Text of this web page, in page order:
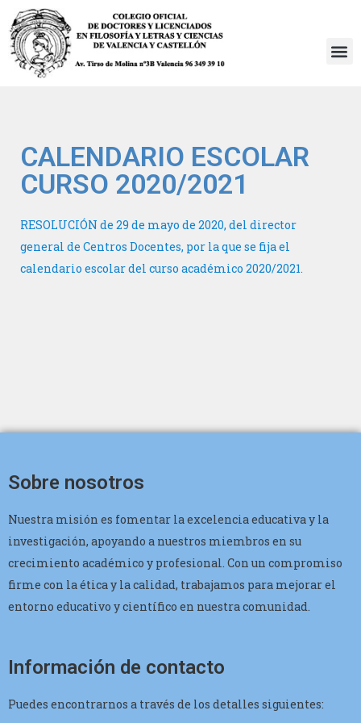
Saltar
al
CALENDARIO ESCOLAR
CURSO 2020/2021
RESOLUCIÓN de 29 de mayo de 2020, del director
general de Centros Docentes, por la que se fija el
calendario escolar del curso académico 2020/2021.
Sobre nosotros
Nuestra misión es fomentar la excelencia educativa y la
investigación, apoyando a nuestros miembros en su
crecimiento académico y profesional. Con un compromiso
firme con la ética y la calidad, trabajamos para mejorar el
entorno educativo y científico en nuestra comunidad.
Información de contacto
Puedes encontrarnos a través de los detalles siguientes: